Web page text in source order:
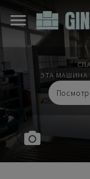
ЭТА МАШИНА